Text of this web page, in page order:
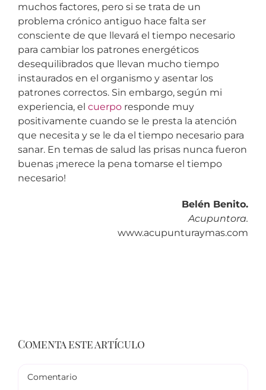
muchos factores, pero si se trata de un
problema crónico antiguo hace falta ser
consciente de que llevará el tiempo necesario
para cambiar los patrones energéticos
desequilibrados que llevan mucho tiempo
instaurados en el organismo y asentar los
patrones correctos. Sin embargo, según mi
experiencia, el cuerporesponde muy
positivamente cuando se le presta la atención
que necesita y se le da el tiempo necesario para
sanar. En temas de salud las prisas nunca fueron
buenas ¡merece la pena tomarse el tiempo
necesario!
Belén Benito.
Acupuntora.
www.acupunturaymas.com
Comenta este artículo